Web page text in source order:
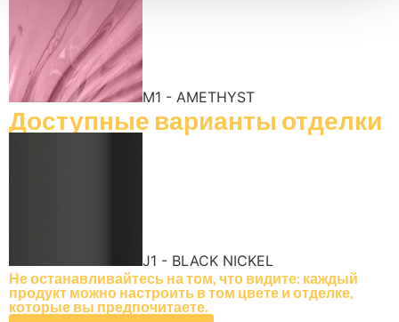
M1 - AMETHYST
Доступные варианты отделки
J1 - BLACK NICKEL
Не останавливайтесь на том, что видите: каждый
продукт можно настроить в том цвете и отделке,
которые вы предпочитаете.